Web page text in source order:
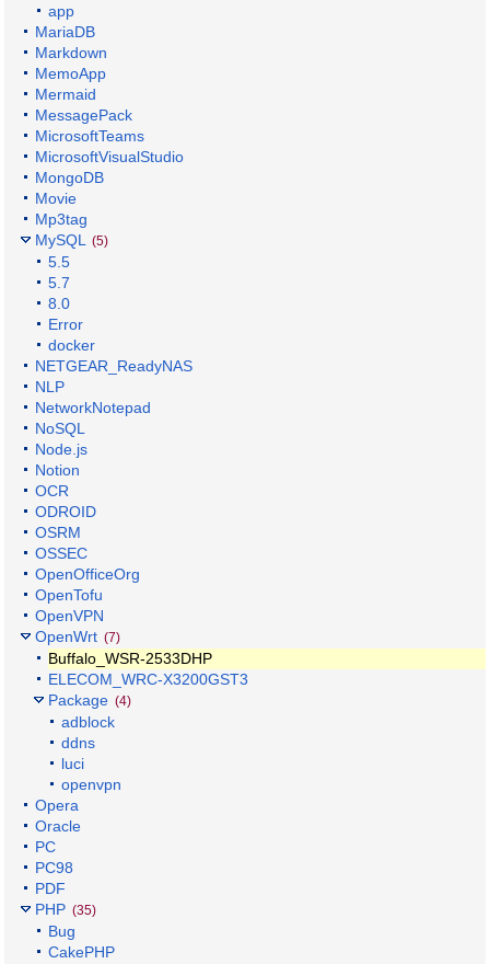
app
MariaDB
Markdown
MemoApp
Mermaid
MessagePack
MicrosoftTeams
MicrosoftVisualStudio
MongoDB
Movie
Mp3tag
MySQL
(5)
5.5
5.7
8.0
Error
docker
NETGEAR_ReadyNAS
NLP
NetworkNotepad
NoSQL
Node.js
Notion
OCR
ODROID
OSRM
OSSEC
OpenOfficeOrg
OpenTofu
OpenVPN
OpenWrt (7)
Buffalo_WSR-2533DHP
ELECOM_WRC-X3200GST3
Package (4)
adblock
ddns
luci
openvpn
Opera
Oracle
PC
PC98
PDF
PHP (35)
Bug
CakePHP